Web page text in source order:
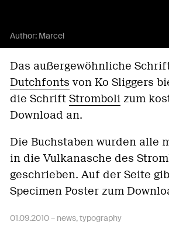
Author: Marcel
Das außergewöhnliche
Dutchfonts von Ko Sliggers
die Schrift Stromboli zum
Download an.
Die Buchstaben wurden alle
in die Vulkanasche des
geschrieben. Auf der Seite
Specimen Poster zum
01.09.2010 – news,typography